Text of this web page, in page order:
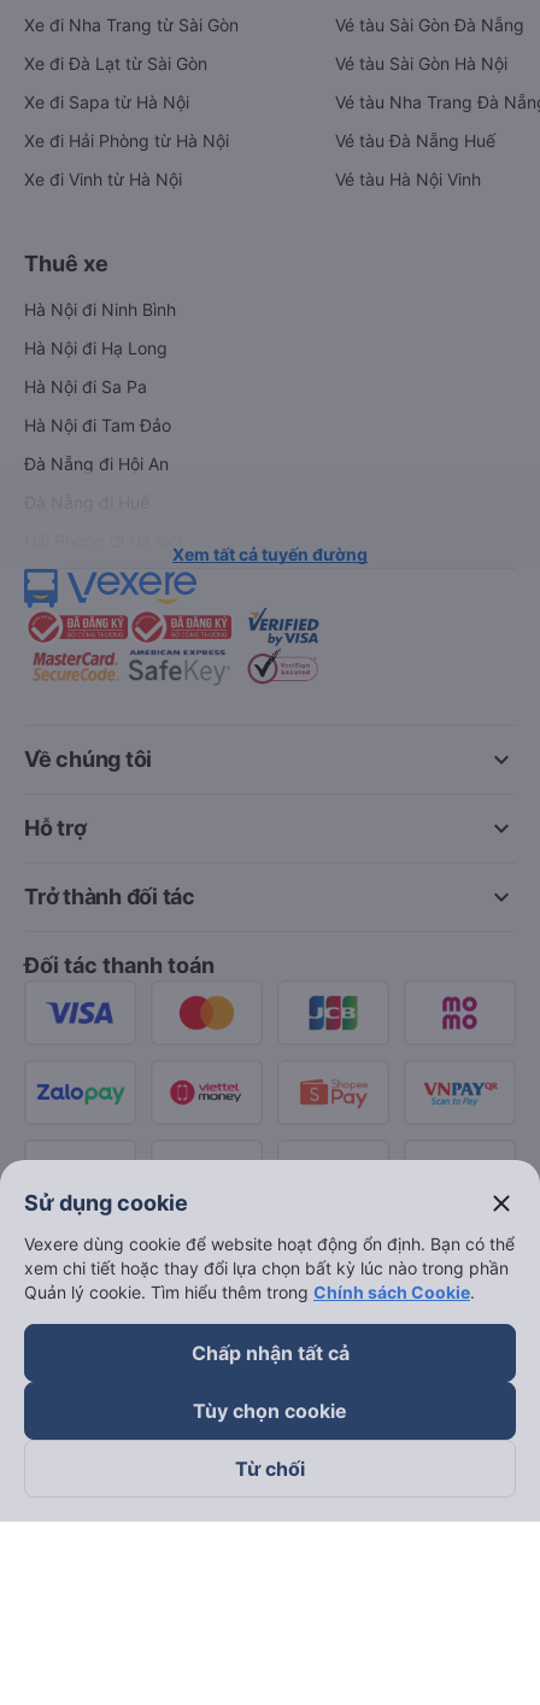
Xe đi Nha Trang từ Sài Gòn
Xe đi Đà Lạt từ Sài Gòn
Xe đi Sapa từ Hà Nội
Xe đi Hải Phòng từ Hà Nội
Xe đi Vinh từ Hà Nội
Vé tàu Sài Gòn Đà Nẵng
Vé tàu Sài Gòn Hà Nội
Vé tàu Nha Trang Đà
Vé tàu Đà Nẵng Huế
Vé tàu Hà Nội Vinh
Thuê xe
Hà Nội đi Ninh Bình
Hà Nội đi Hạ Long
Hà Nội đi Sa Pa
Hà Nội đi Tam Đảo
Đà Nẵng đi Hội An
Xem tất cả tuyến đường
keyboard_arrow_down
Về chúng tôi
keyboard_arrow_down
Hỗ trợ
keyboard_arrow_down
Trở thành đối tác
Đối tác thanh toán
Theo dõi chúng tôi trên
Sử dụng cookie close
Vexere dùng cookie để website hoạt động ổn định. Bạn có thể
xem chi tiết hoặc thay đổi lựa chọn bất kỳ lúc nào trong phần
Quản lý cookie. Tìm hiểu thêm trong Chính sách Cookie.
Chấp nhận tất cả
Tùy chọn cookie
Từ chối